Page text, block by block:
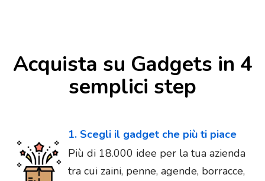
Acquista su Gadgets in 4
semplici step
1. Scegli il gadget che più ti piace
Più di 18.000 idee per la tua azienda
tra cui zaini, penne, agende, borracce,